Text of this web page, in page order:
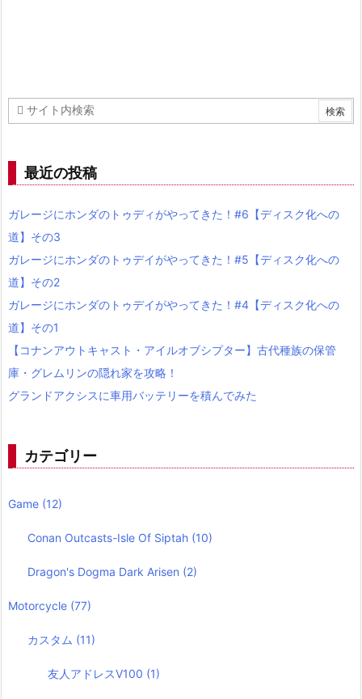
最近の投稿
ガレージにホンダのトゥディがやってきた！#6【ディスク化への
道】その3
ガレージにホンダのトゥデイがやってきた！#5【ディスク化への
道】その2
ガレージにホンダのトゥデイがやってきた！#4【ディスク化への
道】その1
【コナンアウトキャスト・アイルオブシプター】古代種族の保管
庫・グレムリンの隠れ家を攻略！
グランドアクシスに車用バッテリーを積んでみた
カテゴリー
Game (12)
Conan Outcasts-Isle Of Siptah (10)
Dragon's Dogma Dark Arisen (2)
Motorcycle (77)
カスタム (11)
友人アドレスV100 (1)